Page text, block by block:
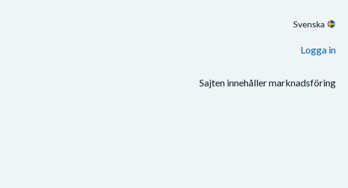
Svenska
Logga in
Sajten innehåller marknadsföring